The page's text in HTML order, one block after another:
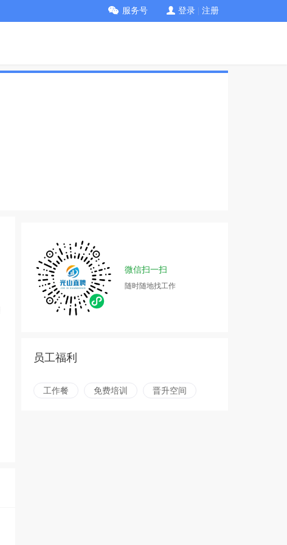
服务号 登录 注册
微信扫一扫
随时随地找工作
员工福利
工作餐 免费培训 晋升空间